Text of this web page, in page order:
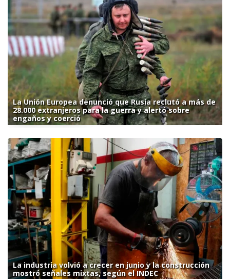
La Unión Europea denunció que Rusia reclutó a más de
28.000 extranjeros para la guerra y alertó sobre
engaños y coerció
La industria volvió a crecer en junio y la construcción
mostró señales mixtas, según el INDEC